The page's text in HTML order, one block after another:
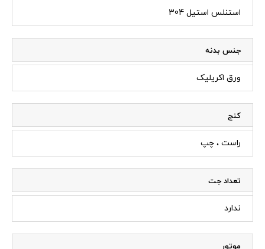
استنلس استیل 304
جنس بدنه
ورق اکریلیک
کنج
راست ، چپ
تعداد جت
ندارد
موتور